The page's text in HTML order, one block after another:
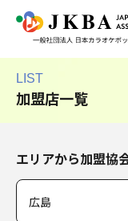
LIST
加盟店一覧
エリアから加盟協